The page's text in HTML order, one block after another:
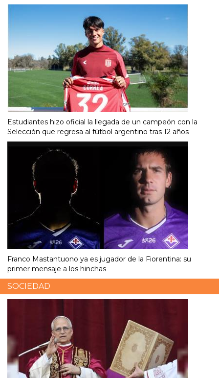
Estudiantes hizo oficial la llegada de un campeón con la
Selección que regresa al fútbol argentino tras 12 años
Franco Mastantuono ya es jugador de la Fiorentina: su
primer mensaje a los hinchas
SOCIEDAD